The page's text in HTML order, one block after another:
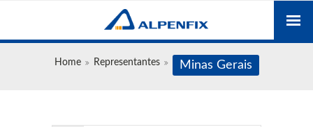
Home Representantes Minas Gerais